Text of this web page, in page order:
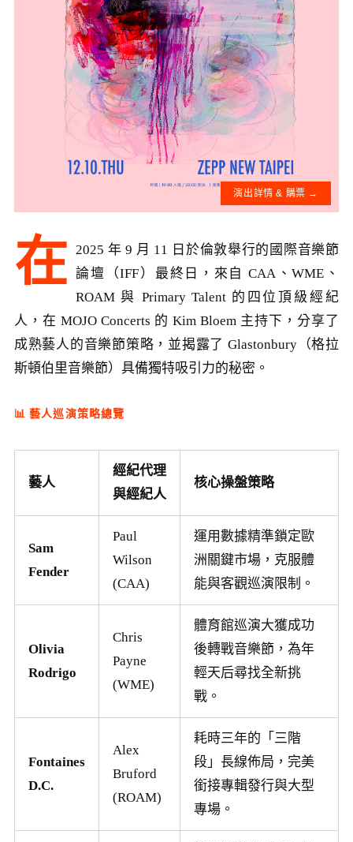
演出詳情 & 購票 →
在 2025 年 9 月 11 日於倫敦舉行的國際音樂節
論壇（IFF）最終日，來自 CAA、WME、
ROAM 與 Primary Talent 的四位頂級經紀
人，在 MOJO Concerts 的 Kim Bloem 主持下，分享了
成熟藝人的音樂節策略，並揭露了 Glastonbury（格拉
斯頓伯里音樂節）具備獨特吸引力的秘密。
📊 藝人巡演策略總覽
藝人
經紀代理
與經紀人
核心操盤策略
Sam
Fender
Paul
Wilson
(CAA)
運用數據精準鎖定歐
洲關鍵市場，克服體
能與客觀巡演限制。
Olivia
Rodrigo
Chris
Payne
(WME)
體育館巡演大獲成功
後轉戰音樂節，為年
輕天后尋找全新挑
戰。
Fontaines
D.C.
Alex
Bruford
(ROAM)
耗時三年的「三階
段」長線佈局，完美
銜接專輯發行與大型
專場。